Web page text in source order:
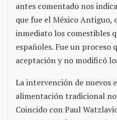
antes comentado nos
que fue el México Antiguo,
inmediato los comestibles
españoles. Fue un proceso
aceptación y no modificó
La intervención de nuevos
alimentación tradicional
Coincido con Paul